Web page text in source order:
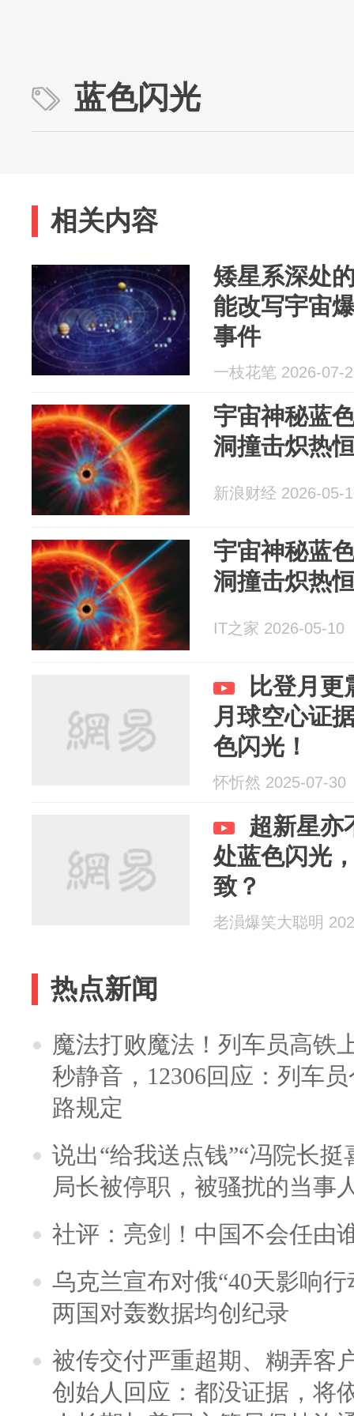
蓝色闪光
相关内容
矮星系深处
能改写宇宙
事件
一枝花笔 2026-07-
宇宙神秘蓝
洞撞击炽热
新浪财经 2026-05-
宇宙神秘蓝
洞撞击炽热
IT之家 2026-05-10
比登月更
月球空心证
色闪光！
怀忻然 2025-07-30
超新星亦
处蓝色闪光
致？
老溳爆笑大聪明
热点新闻
魔法打败魔法！列车员高铁
秒静音，12306回应：列车
路规定
说出“给我送点钱”“冯院长
局长被停职，被骚扰的当事
社评：亮剑！中国不会任由
乌克兰宣布对俄“40天影响
两国对轰数据均创纪录
被传交付严重超期、糊弄客
创始人回应：都没证据，将